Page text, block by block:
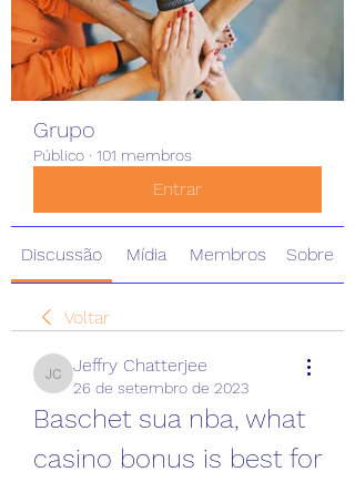
Grupo
Público · 101 membros
Entrar
Discussão Mídia Membros Sobre
Voltar
Jeffry Chatterjee
Jeffry Chatterjee
26 de setembro de 2023
Baschet sua nba, what
casino bonus is best for